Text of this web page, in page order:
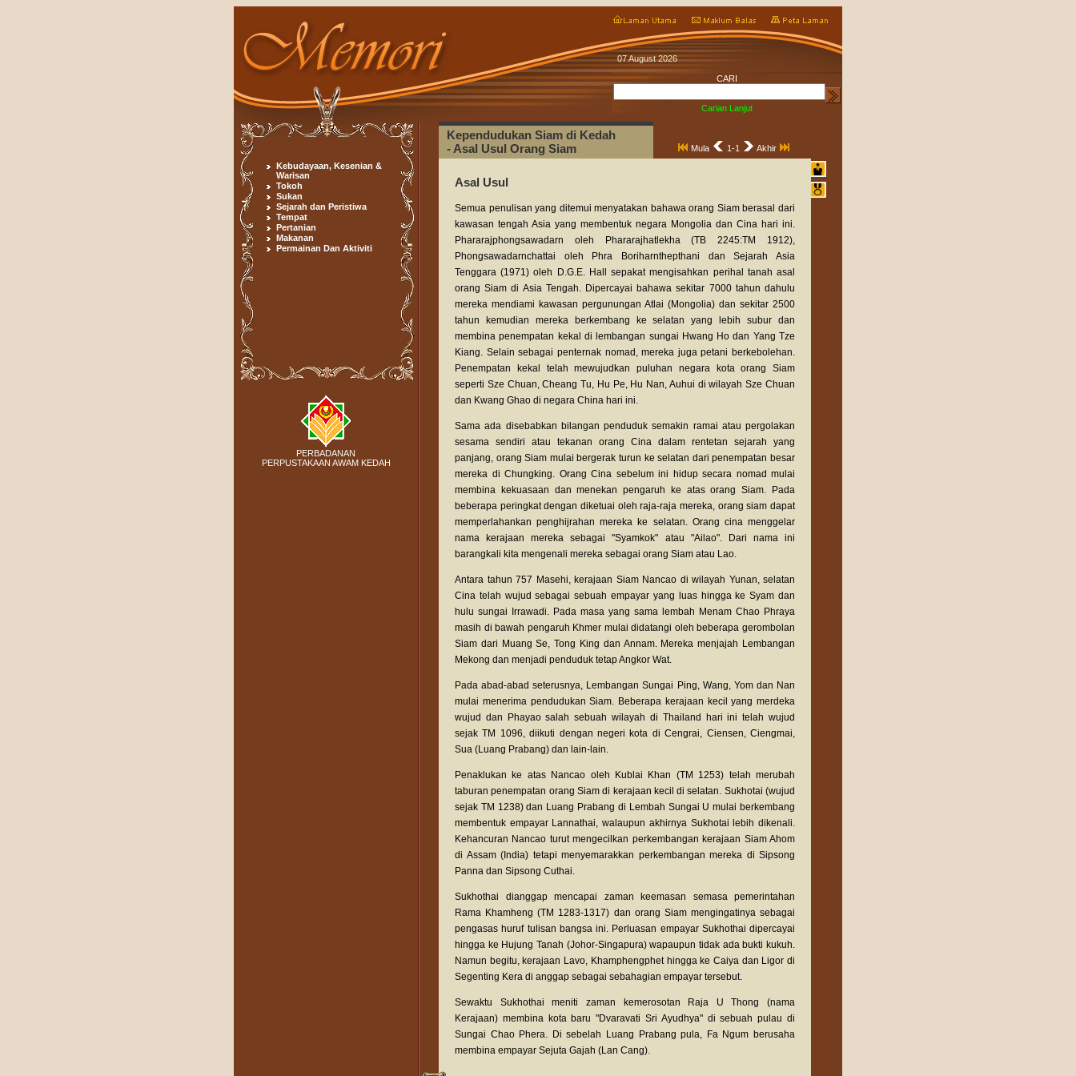
CARI
Carian Lanjut
Kebudayaan, Kesenian &
Warisan
Tokoh
Sukan
Sejarah dan Peristiwa
Tempat
Pertanian
Makanan
Permainan Dan Aktiviti
PERBADANAN
PERPUSTAKAAN AWAM KEDAH
Kependudukan Siam di Kedah
- Asal Usul Orang Siam
Mula 1-1 Akhir
Asal Usul
Semua penulisan yang ditemui menyatakan bahawa orang Siam berasal dari
kawasan tengah Asia yang membentuk negara Mongolia dan Cina hari ini.
Phararajphongsawadarn oleh Phararajhatlekha (TB 2245:TM 1912),
Phongsawadarnchattai oleh Phra Boriharnthepthani dan Sejarah Asia
Tenggara (1971) oleh D.G.E. Hall sepakat mengisahkan perihal tanah asal
orang Siam di Asia Tengah. Dipercayai bahawa sekitar 7000 tahun dahulu
mereka mendiami kawasan pergunungan Atlai (Mongolia) dan sekitar 2500
tahun kemudian mereka berkembang ke selatan yang lebih subur dan
membina penempatan kekal di lembangan sungai Hwang Ho dan Yang Tze
Kiang. Selain sebagai penternak nomad, mereka juga petani berkebolehan.
Penempatan kekal telah mewujudkan puluhan negara kota orang Siam
seperti Sze Chuan, Cheang Tu, Hu Pe, Hu Nan, Auhui di wilayah Sze Chuan
dan Kwang Ghao di negara China hari ini.
Sama ada disebabkan bilangan penduduk semakin ramai atau pergolakan
sesama sendiri atau tekanan orang Cina dalam rentetan sejarah yang
panjang, orang Siam mulai bergerak turun ke selatan dari penempatan besar
mereka di Chungking. Orang Cina sebelum ini hidup secara nomad mulai
membina kekuasaan dan menekan pengaruh ke atas orang Siam. Pada
beberapa peringkat dengan diketuai oleh raja-raja mereka, orang siam dapat
memperlahankan penghijrahan mereka ke selatan. Orang cina menggelar
nama kerajaan mereka sebagai "Syamkok" atau "Ailao". Dari nama ini
barangkali kita mengenali mereka sebagai orang Siam atau Lao.
Antara tahun 757 Masehi, kerajaan Siam Nancao di wilayah Yunan, selatan
Cina telah wujud sebagai sebuah empayar yang luas hingga ke Syam dan
hulu sungai Irrawadi. Pada masa yang sama lembah Menam Chao Phraya
masih di bawah pengaruh Khmer mulai didatangi oleh beberapa gerombolan
Siam dari Muang Se, Tong King dan Annam. Mereka menjajah Lembangan
Mekong dan menjadi penduduk tetap Angkor Wat.
Pada abad-abad seterusnya, Lembangan Sungai Ping, Wang, Yom dan Nan
mulai menerima pendudukan Siam. Beberapa kerajaan kecil yang merdeka
wujud dan Phayao salah sebuah wilayah di Thailand hari ini telah wujud
sejak TM 1096, diikuti dengan negeri kota di Cengrai, Ciensen, Ciengmai,
Sua (Luang Prabang) dan lain-lain.
Penaklukan ke atas Nancao oleh Kublai Khan (TM 1253) telah merubah
taburan penempatan orang Siam di kerajaan kecil di selatan. Sukhotai (wujud
sejak TM 1238) dan Luang Prabang di Lembah Sungai U mulai berkembang
membentuk empayar Lannathai, walaupun akhirnya Sukhotai lebih dikenali.
Kehancuran Nancao turut mengecilkan perkembangan kerajaan Siam Ahom
di Assam (India) tetapi menyemarakkan perkembangan mereka di Sipsong
Panna dan Sipsong Cuthai.
Sukhothai dianggap mencapai zaman keemasan semasa pemerintahan
Rama Khamheng (TM 1283-1317) dan orang Siam mengingatinya sebagai
pengasas huruf tulisan bangsa ini. Perluasan empayar Sukhothai dipercayai
hingga ke Hujung Tanah (Johor-Singapura) wapaupun tidak ada bukti kukuh.
Namun begitu, kerajaan Lavo, Khamphengphet hingga ke Caiya dan Ligor di
Segenting Kera di anggap sebagai sebahagian empayar tersebut.
Sewaktu Sukhothai meniti zaman kemerosotan Raja U Thong (nama
Kerajaan) membina kota baru "Dvaravati Sri Ayudhya" di sebuah pulau di
Sungai Chao Phera. Di sebelah Luang Prabang pula, Fa Ngum berusaha
membina empayar Sejuta Gajah (Lan Cang).
07 August 2026